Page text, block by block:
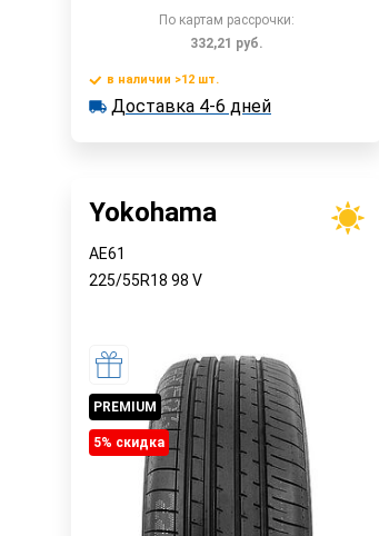
По картам рассрочки:
332,21 руб.
В корзину
в наличии >12 шт.
в наличии >12 шт.
Доставка 4-6 дней
Yokohama
AE61
225/55R18 98 V
PREMIUM
5% cкидка